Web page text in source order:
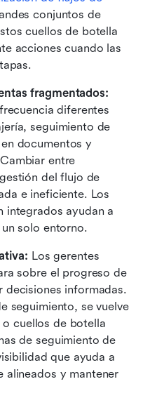
conjuntos de
cuellos de botella
acciones cuando las
fragmentados:
diferentes
seguimiento de
documentos y
entre
del flujo de
e ineficiente. Los
integrados ayudan a
solo entorno.
Los gerentes
sobre el progreso de
informadas.
seguimiento, se vuelve
cuellos de botella
de seguimiento de
que ayuda a
alineados y mantener